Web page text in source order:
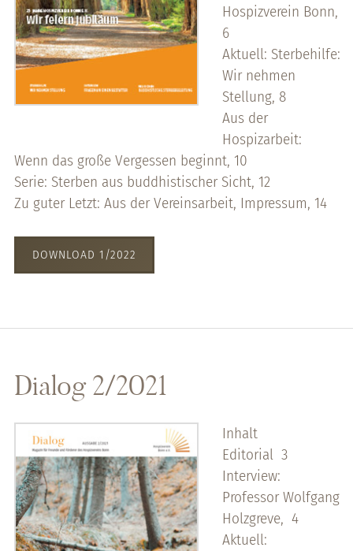
Hospizverein Bonn,
6
Aktuell: Sterbehilfe:
Wir nehmen
Stellung, 8
Aus der
Hospizarbeit:
Wenn das große Vergessen beginnt, 10
Serie: Sterben aus buddhistischer Sicht, 12
Zu guter Letzt: Aus der Vereinsarbeit, Impressum, 14
DOWNLOAD 1/2022
Dialog 2/2021
Inhalt
Editorial 3
Interview:
Professor Wolfgang
Holzgreve, 4
Aktuell: